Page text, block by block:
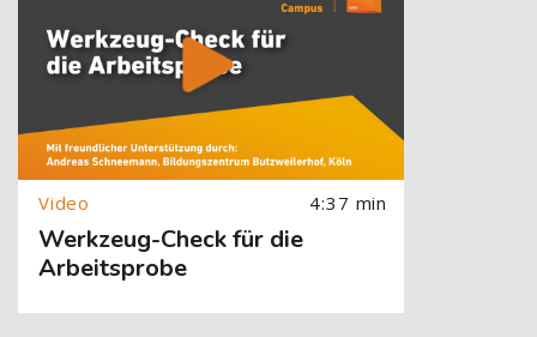
4:37 min
Werkzeug-Check für die
Arbeitsprobe